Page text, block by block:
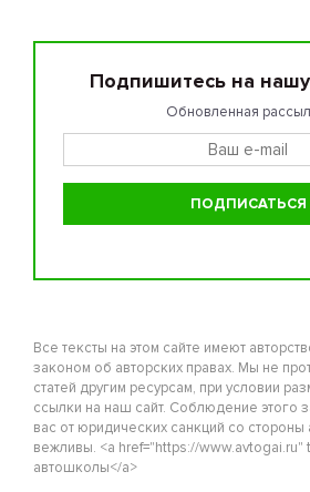
Подпишитесь на
Обновленная
Все тексты на этом сайте имеют
законом об авторских правах. Мы не
статей другим ресурсам, при условии
ссылки на наш сайт. Соблюдение этого
вас от юридических санкций со стороны
вежливы. <a href="https://
автошколы</a>